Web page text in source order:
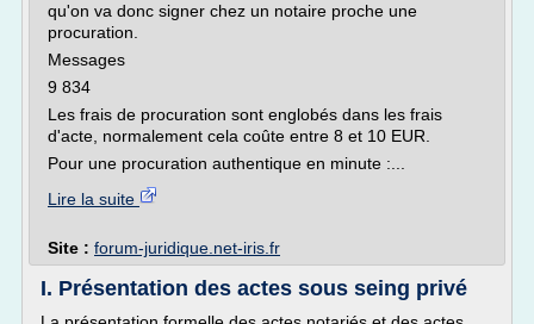
qu'on va donc signer chez un notaire proche une
procuration.
Messages
9 834
Les frais de procuration sont englobés dans les frais
d'acte, normalement cela coûte entre 8 et 10 EUR.
Pour une procuration authentique en minute :...
Lire la suite
Site : forum-juridique.net-iris.fr
I. Présentation des actes sous seing privé